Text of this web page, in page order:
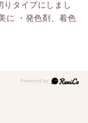
りタイプにしまし
に ・発色剤、着色